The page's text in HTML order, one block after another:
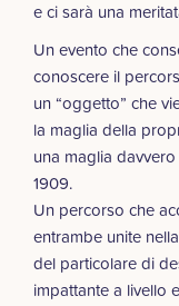
e ci sarà una
Un evento che
conoscere il
un “oggetto” che
la maglia della
una maglia
1909.
Un percorso che
entrambe unite
del particolare di
impattante a livello